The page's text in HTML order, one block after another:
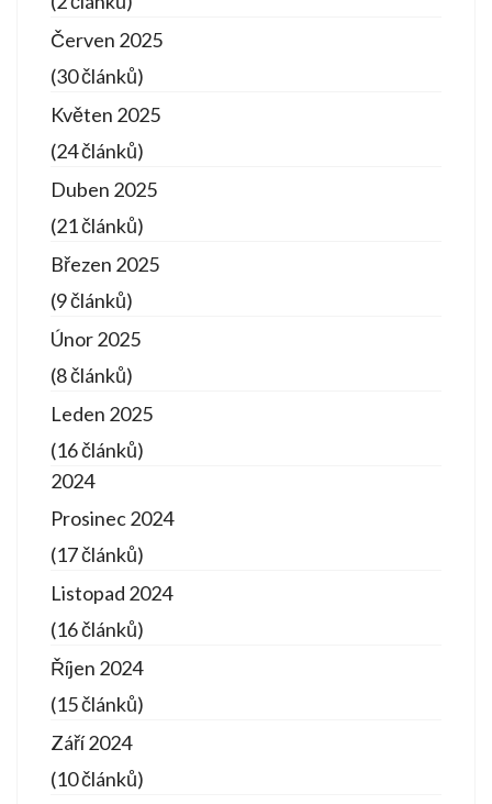
Červen 2025
(30 článků)
Květen 2025
(24 článků)
Duben 2025
(21 článků)
Březen 2025
(9 článků)
Únor 2025
(8 článků)
Leden 2025
(16 článků)
2024
Prosinec 2024
(17 článků)
Listopad 2024
(16 článků)
Říjen 2024
(15 článků)
Září 2024
(10 článků)